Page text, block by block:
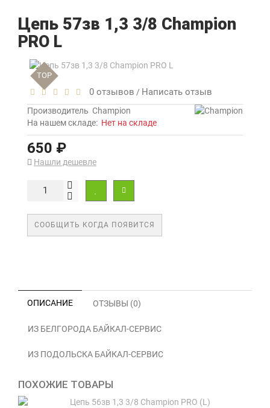
Цепь 57зв 1,3 3/8 Champion
PRO L
TOP
0 отзывов / Написать отзыв
Производитель Champion
На нашем складе: Нет на складе
650 ₽
Нашли дешевле
СООБЩИТЬ КОГДА ПОЯВИТСЯ
ОПИСАНИЕ ОТЗЫВЫ (0)
ИЗ БЕЛГОРОДА БАЙКАЛ-СЕРВИС
ИЗ ПОДОЛЬСКА БАЙКАЛ-СЕРВИС
ПОХОЖИЕ ТОВАРЫ